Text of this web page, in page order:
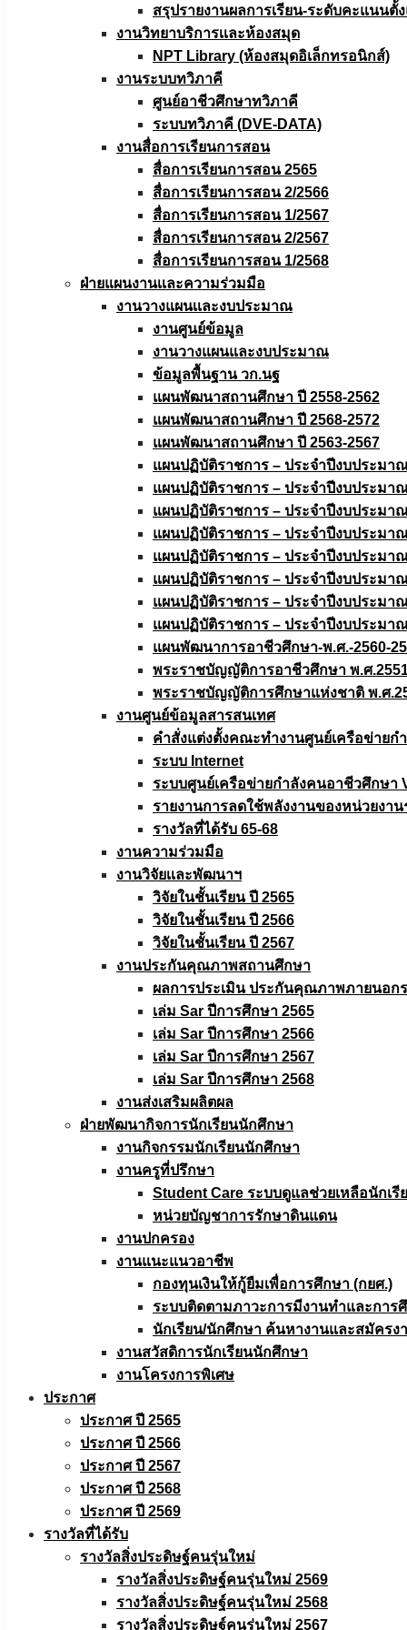
สรุปรายงานผลการเรียน-ระดับคะแนนตั้
งานวิทยาบริการเเละห้องสมุด
NPT Library (ห้องสมุดอิเล็กทรอนิกส์)
งานระบบทวิภาคี
ศูนย์อาชีวศึกษาทวิภาคี
ระบบทวิภาคี (DVE-DATA)
งานสื่อการเรียนการสอน
สื่อการเรียนการสอน 2565
สื่อการเรียนการสอน 2/2566
สื่อการเรียนการสอน 1/2567
สื่อการเรียนการสอน 2/2567
สื่อการเรียนการสอน 1/2568
ฝ่ายแผนงานเเละความร่วมมือ
งานวางแผนเเละงบประมาณ
งานศูนย์ข้อมูล
งานวางแผนและงบประมาณ
ข้อมูลพื้นฐาน วก.นฐ
แผนพัฒนาสถานศึกษา ปี 2558-2562
แผนพัฒนาสถานศึกษา ปี 2568-2572
แผนพัฒนาสถานศึกษา ปี 2563-2567
แผนปฏิบัติราชการ – ประจำปีงบประมา
แผนปฏิบัติราชการ – ประจำปีงบประมา
แผนปฏิบัติราชการ – ประจำปีงบประมา
แผนปฏิบัติราชการ – ประจำปีงบประมา
แผนปฏิบัติราชการ – ประจำปีงบประมา
แผนปฏิบัติราชการ – ประจำปีงบประมา
แผนปฏิบัติราชการ – ประจำปีงบประมา
แผนปฏิบัติราชการ – ประจำปีงบประมา
แผนพัฒนาการอาชีวศึกษา-พ.ศ.-2560-
พระราชบัญญัติการอาชีวศึกษา พ.ศ
พระราชบัญญัติการศึกษาแห่งชาติ พ.ศ
งานศูนย์ข้อมูลสารสนเทศ
คำสั่งแต่งตั้งคณะทำงานศูนย์เครือข่าย
ระบบ Internet
ระบบศูนย์เครือข่ายกำลังคนอาชีวศึกษา
รายงานการลดใช้พลังงานของหน่วยงา
รางวัลที่ได้รับ 65-68
งานความร่วมมือ
งานวิจัยเเละพัฒนาฯ
วิจัยในชั้นเรียน ปี 2565
วิจัยในชั้นเรียน ปี 2566
วิจัยในชั้นเรียน ปี 2567
งานประกันคุณภาพสถานศึกษา
ผลการประเมิน ประกันคุณภาพภายนอก
เล่ม Sar ปีการศึกษา 2565
เล่ม Sar ปีการศึกษา 2566
เล่ม Sar ปีการศึกษา 2567
เล่ม Sar ปีการศึกษา 2568
งานส่งเสริมผลิตผล
ฝ่ายพัฒนากิจการนักเรียนนักศึกษา
งานกิจกรรมนักเรียนนักศึกษา
งานครูที่ปรึกษา
Student Care ระบบดูแลช่วยเหลือนักเรี
หน่วยบัญชาการรักษาดินแดน
งานปกครอง
งานแนะแนวอาชีพ
กองทุนเงินให้กู้ยืมเพื่อการศึกษา (กยศ.)
ระบบติดตามภาวะการมีงานทำและการ
นักเรียน/นักศึกษา ค้นหางานและสมัครง
งานสวัสดิการนักเรียนนักศึกษา
งานโครงการพิเศษ
ประกาศ
ประกาศ ปี 2565
ประกาศ ปี 2566
ประกาศ ปี 2567
ประกาศ ปี 2568
ประกาศ ปี 2569
รางวัลที่ได้รับ
รางวัลสิ่งประดิษฐ์คนรุ่นใหม่
รางวัลสิ่งประดิษฐ์คนรุ่นใหม่ 2569
รางวัลสิ่งประดิษฐ์คนรุ่นใหม่ 2568
รางวัลสิ่งประดิษฐ์คนรุ่นใหม่ 2567